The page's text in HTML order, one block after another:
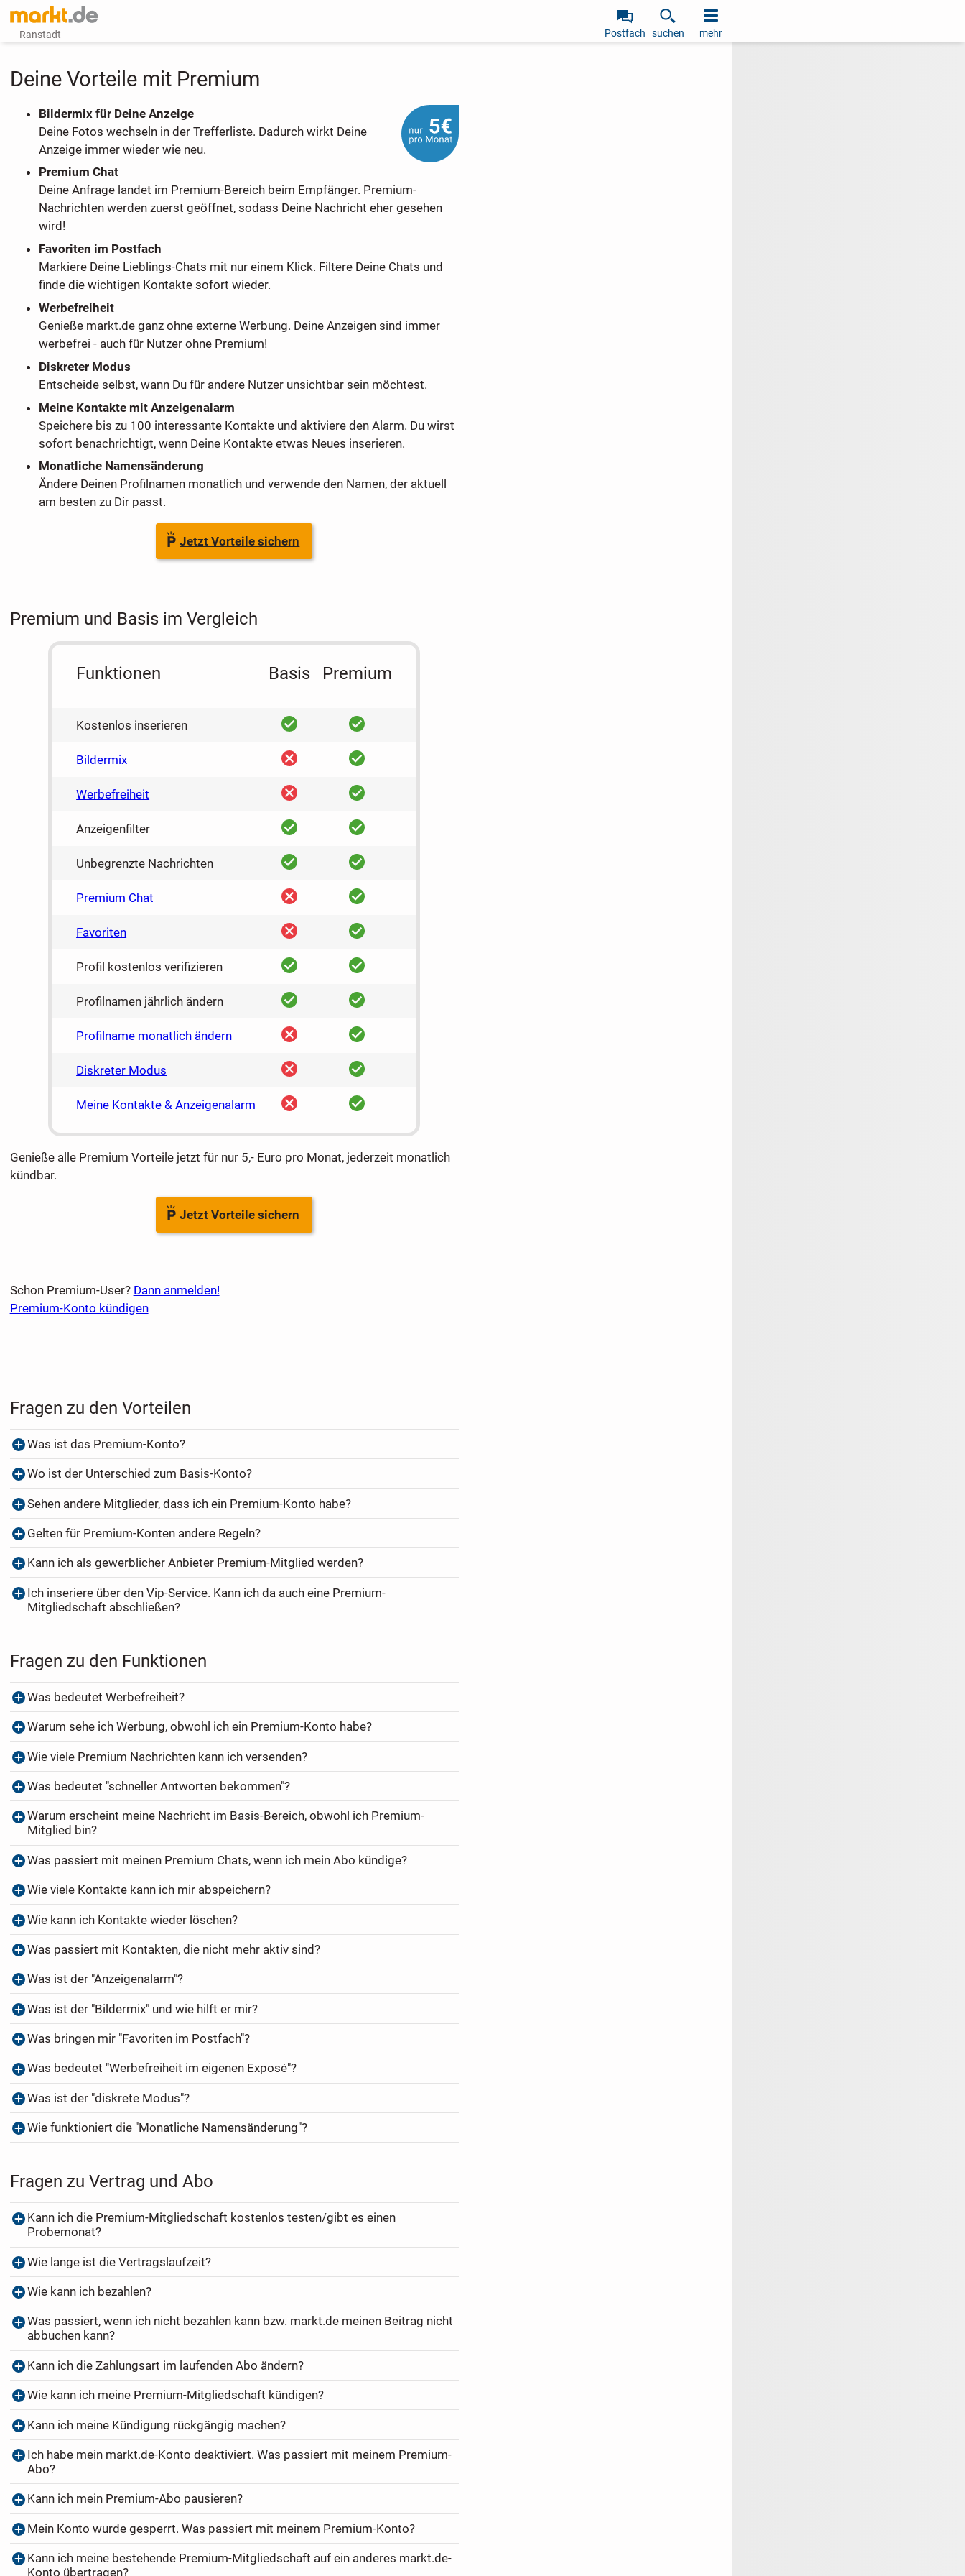
Ranstadt Postfach suchen mehr
Deine Vorteile mit Premium
Bildermix für Deine Anzeige
Deine Fotos wechseln in der Trefferliste. Dadurch wirkt Deine
Anzeige immer wieder wie neu.
Premium Chat
Deine Anfrage landet im Premium-Bereich beim Empfänger. Premium-
Nachrichten werden zuerst geöffnet, sodass Deine Nachricht eher gesehen
wird!
Favoriten im Postfach
Markiere Deine Lieblings-Chats mit nur einem Klick. Filtere Deine Chats und
finde die wichtigen Kontakte sofort wieder.
Werbefreiheit
Genieße markt.de ganz ohne externe Werbung. Deine Anzeigen sind immer
werbefrei - auch für Nutzer ohne Premium!
Diskreter Modus
Entscheide selbst, wann Du für andere Nutzer unsichtbar sein möchtest.
Meine Kontakte mit Anzeigenalarm
Speichere bis zu 100 interessante Kontakte und aktiviere den Alarm. Du wirst
sofort benachrichtigt, wenn Deine Kontakte etwas Neues inserieren.
Monatliche Namensänderung
Ändere Deinen Profilnamen monatlich und verwende den Namen, der aktuell
am besten zu Dir passt.
Jetzt Vorteile sichern
Premium und Basis im Vergleich
Funktionen Basis Premium
Kostenlos inserieren ja ja
Bildermix nein ja
Werbefreiheit nein ja
Anzeigenfilter ja ja
Unbegrenzte Nachrichten ja ja
Premium Chat nein ja
Favoriten nein ja
Profil kostenlos verifizieren ja ja
Profilnamen jährlich ändern ja ja
Profilname monatlich ändern nein ja
Diskreter Modus nein ja
Meine Kontakte & Anzeigenalarm nein ja
Genieße alle Premium Vorteile jetzt für nur 5,- Euro pro Monat, jederzeit monatlich
kündbar.
Jetzt Vorteile sichern
Schon Premium-User? Dann anmelden!
Premium-Konto kündigen
Fragen zu den Vorteilen
Was ist das Premium-Konto?
Wo ist der Unterschied zum Basis-Konto?
Sehen andere Mitglieder, dass ich ein Premium-Konto habe?
Gelten für Premium-Konten andere Regeln?
Kann ich als gewerblicher Anbieter Premium-Mitglied werden?
Ich inseriere über den Vip-Service. Kann ich da auch eine Premium-
Mitgliedschaft abschließen?
Fragen zu den Funktionen
Was bedeutet Werbefreiheit?
Warum sehe ich Werbung, obwohl ich ein Premium-Konto habe?
Wie viele Premium Nachrichten kann ich versenden?
Was bedeutet "schneller Antworten bekommen"?
Warum erscheint meine Nachricht im Basis-Bereich, obwohl ich Premium-
Mitglied bin?
Was passiert mit meinen Premium Chats, wenn ich mein Abo kündige?
Wie viele Kontakte kann ich mir abspeichern?
Wie kann ich Kontakte wieder löschen?
Was passiert mit Kontakten, die nicht mehr aktiv sind?
Was ist der "Anzeigenalarm"?
Was ist der "Bildermix" und wie hilft er mir?
Was bringen mir "Favoriten im Postfach"?
Was bedeutet "Werbefreiheit im eigenen Exposé"?
Was ist der "diskrete Modus"?
Wie funktioniert die "Monatliche Namensänderung"?
Fragen zu Vertrag und Abo
Kann ich die Premium-Mitgliedschaft kostenlos testen/gibt es einen
Probemonat?
Wie lange ist die Vertragslaufzeit?
Wie kann ich bezahlen?
Was passiert, wenn ich nicht bezahlen kann bzw. markt.de meinen Beitrag nicht
abbuchen kann?
Kann ich die Zahlungsart im laufenden Abo ändern?
Wie kann ich meine Premium-Mitgliedschaft kündigen?
Kann ich meine Kündigung rückgängig machen?
Ich habe mein markt.de-Konto deaktiviert. Was passiert mit meinem Premium-
Abo?
Kann ich mein Premium-Abo pausieren?
Mein Konto wurde gesperrt. Was passiert mit meinem Premium-Konto?
Kann ich meine bestehende Premium-Mitgliedschaft auf ein anderes markt.de-
Konto übertragen?